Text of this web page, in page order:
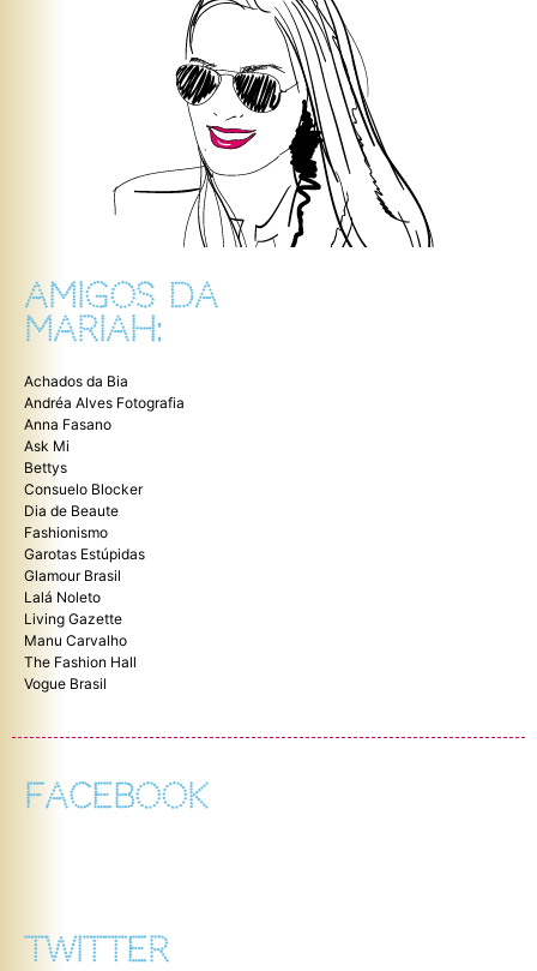
AMIGOS DA
MARIAH:
Achados da Bia
Andréa Alves Fotografia
Anna Fasano
Ask Mi
Bettys
Consuelo Blocker
Dia de Beaute
Fashionismo
Garotas Estúpidas
Glamour Brasil
Lalá Noleto
Living Gazette
Manu Carvalho
The Fashion Hall
Vogue Brasil
FACEBOOK
TWITTER